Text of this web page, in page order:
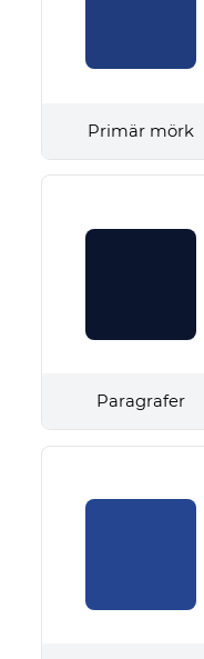
Primär mörk
Paragrafer